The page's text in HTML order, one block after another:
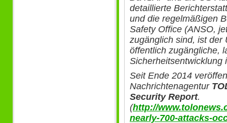
detaillierte
und die regelmäßigen
Safety Office (ANSO,
zugänglich sind, ist der
öffentlich zugängliche,
Sicherheitsentwicklung
Seit Ende 2014
Nachrichtenagentur
Security Report.
(http://
nearly-700-attacks-